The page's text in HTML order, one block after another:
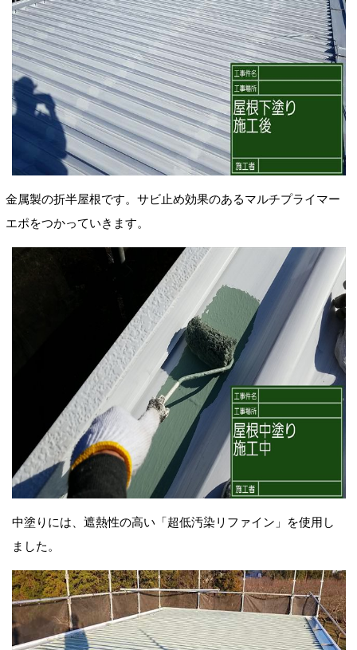
金属製の折半屋根です。サビ止め効果のあるマルチプライマー
エポをつかっていきます。
中塗りには、遮熱性の高い「超低汚染リファイン」を使用し
ました。